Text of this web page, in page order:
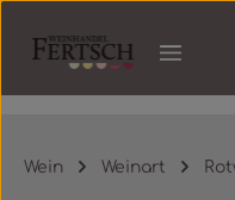
Wein Weinart